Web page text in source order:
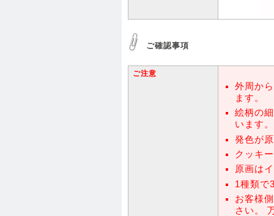
ご確認事項
ご注意
外周か
ます。
絵柄の
います。
発色が
クッキ
原画は
1種類で
お客様
さい。